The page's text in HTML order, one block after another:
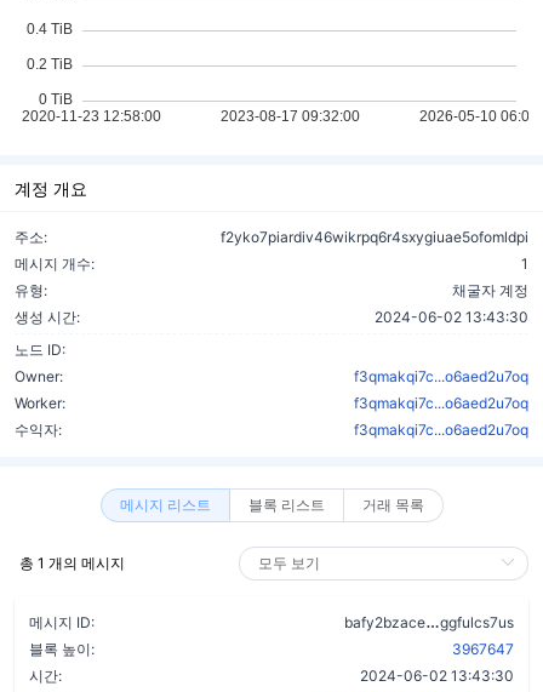
계정 개요
주소:
f2yko7piardiv46wikrpq6r4sxygiuae5ofomldpi
메시지 개수:
1
유형:
채굴자 계정
생성 시간:
2024-06-02 13:43:30
노드 ID:
Owner:
f3qmakqi7c...o6aed2u7oq
Worker:
f3qmakqi7c...o6aed2u7oq
수익자:
f3qmakqi7c...o6aed2u7oq
메시지 리스트 블록 리스트 거래 목록
총 1 개의 메시지
메시지 ID: bafy2bzace
ggfulcs7us
블록 높이:
3967647
시간:
2024-06-02 13:43:30